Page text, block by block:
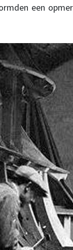
een